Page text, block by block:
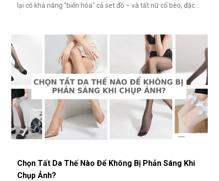
lại có khả năng "biến hóa" cả set đồ – và tất nữ cổ bèo, đặc
mác "sến súa" nếu không phối đúng cách. Vậy làm sao để
Chọn Tất Da Thế Nào Để Không Bị Phản Sáng Khi
Chụp Ảnh?